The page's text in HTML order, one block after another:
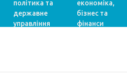
політика та
державне
управління
економіка,
бізнес та
фінанси